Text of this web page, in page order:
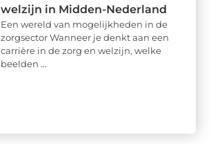
welzijn in Midden-Nederland
Een wereld van mogelijkheden in de
zorgsector Wanneer je denkt aan een
carrière in de zorg en welzijn, welke
beelden ...